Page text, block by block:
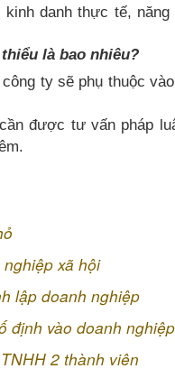
danh thực tế,
là bao nhiêu?
ty sẽ phụ thuộc
được tư vấn pháp
xã hội
lập doanh nghiệp
định vào doanh nghiệp
2 thành viên